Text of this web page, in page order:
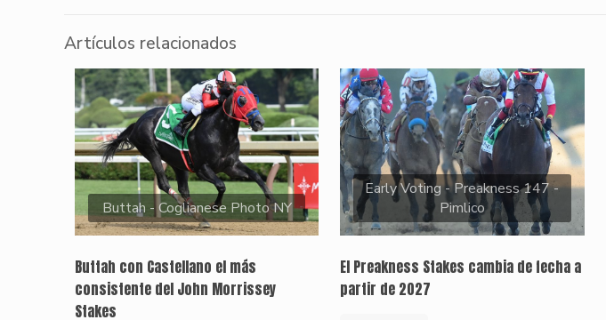
Artículos relacionados
Buttah - Coglianese Photo NY
Buttah con Castellano el más
consistente del John Morrissey
Stakes
Early Voting - Preakness 147 -
Pimlico
El Preakness Stakes cambia de fecha a
partir de 2027